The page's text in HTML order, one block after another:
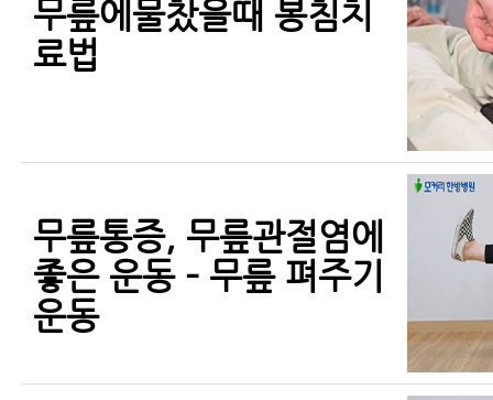
무릎에물찼을때 봉침치
료법
무릎통증, 무릎관절염에
좋은 운동 – 무릎 펴주기
운동